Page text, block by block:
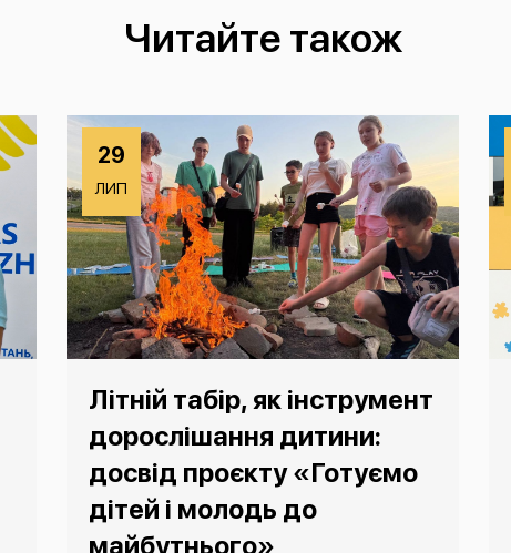
Читайте також
29
ЛИП
Літній табір, як інструмент
дорослішання дитини:
досвід проєкту «Готуємо
дітей і молодь до
майбутнього»